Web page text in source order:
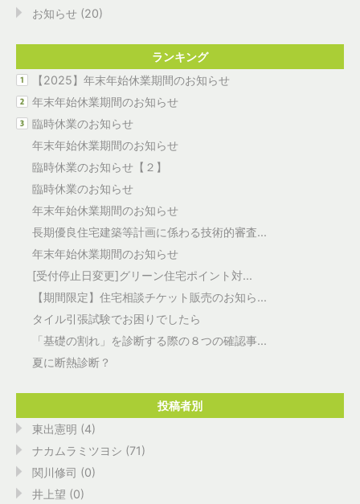
お知らせ (20)
ランキング
【2025】年末年始休業期間のお知らせ
年末年始休業期間のお知らせ
臨時休業のお知らせ
年末年始休業期間のお知らせ
臨時休業のお知らせ【２】
臨時休業のお知らせ
年末年始休業期間のお知らせ
長期優良住宅建築等計画に係わる技術的審査...
年末年始休業期間のお知らせ
[受付停止日変更]グリーン住宅ポイント対...
【期間限定】住宅相談チケット販売のお知ら...
タイル引張試験でお困りでしたら
「基礎の割れ」を診断する際の８つの確認事...
夏に断熱診断？
投稿者別
東出憲明 (4)
ナカムラミツヨシ (71)
関川修司 (0)
井上望 (0)